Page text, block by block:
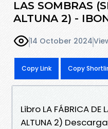
LAS SOMBRAS
ALTUNA 2) -
14 October 2024
Copy Link Copy
Libro LA FÁBRICA DE
ALTUNA 2)